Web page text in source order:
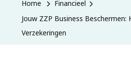
Home
Financieel
Jouw ZZP Business Beschermen:
Verzekeringen